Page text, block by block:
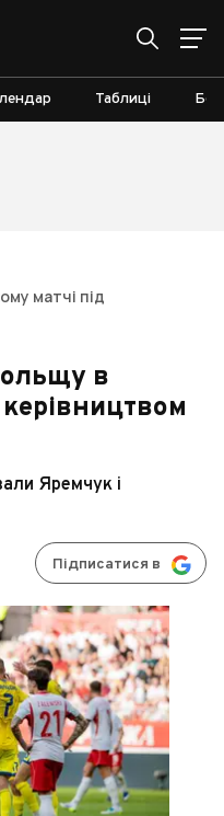
Таблиці
матчі під
в
Яремчук і
Підписатися в